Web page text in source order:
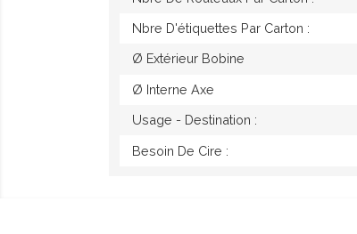
Nbre D'étiquettes Par Carton :
Ø Extérieur Bobine
Ø Interne Axe
Usage - Destination :
Besoin De Cire :